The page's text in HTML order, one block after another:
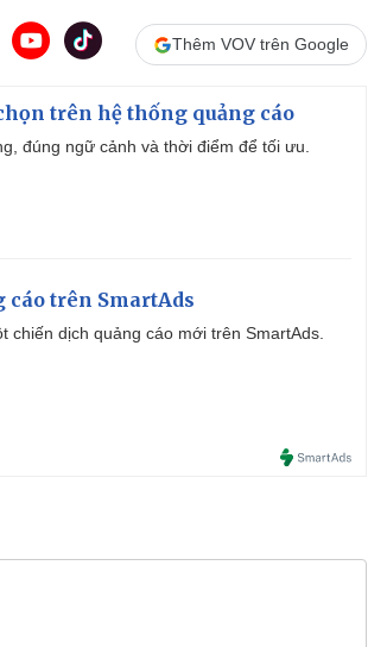
Thêm VOV trên Google
trên hệ thống quảng cáo
đúng ngữ cảnh và thời điểm để tối ưu.
cáo trên SmartAds
dịch quảng cáo mới trên SmartAds.